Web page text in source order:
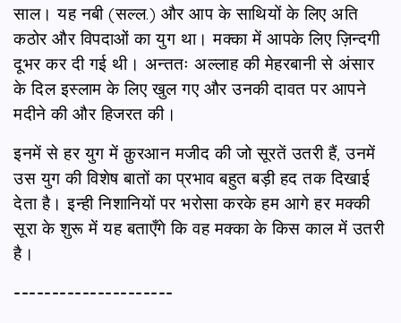
साल। यह नबी (सल्ल.) और आप के साथियों के लिए अति
कठोर और विपदाओं का युग था। मक्का में आपके लिए ज़िन्दगी
दूभर कर दी गई थी। अन्ततः अल्लाह की मेहरबानी से अंसार
के दिल इस्लाम के लिए खुल गए और उनकी दावत पर आपने
मदीने की और हिजरत की।
इनमें से हर युग में क़ुरआन मजीद की जो सूरतें उतरी हैं, उनमें
उस युग की विशेष बातों का प्रभाव बहुत बड़ी हद तक दिखाई
देता है। इन्ही निशानियों पर भरोसा करके हम आगे हर मक्की
सूरा के शुरू में यह बताएँगे कि वह मक्का के किस काल में उतरी
है।
---------------------